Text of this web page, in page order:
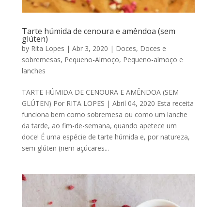
Tarte húmida de cenoura e amêndoa (sem
glúten)
by Rita Lopes | Abr 3, 2020 | Doces, Doces e
sobremesas, Pequeno-Almoço, Pequeno-almoço e
lanches
TARTE HÚMIDA DE CENOURA E AMÊNDOA (SEM
GLÚTEN) Por RITA LOPES | Abril 04, 2020 Esta receita
funciona bem como sobremesa ou como um lanche
da tarde, ao fim-de-semana, quando apetece um
doce! É uma espécie de tarte húmida e, por natureza,
sem glúten (nem açúcares...